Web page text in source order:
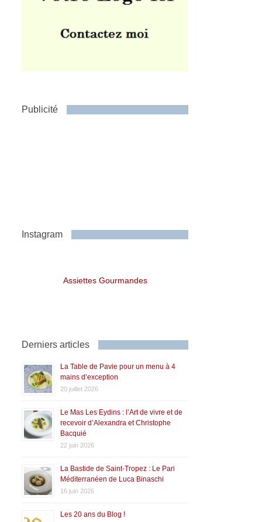
Publicité
Instagram
Assiettes Gourmandes
Derniers articles
La Table de Pavie pour un menu à 4
mains d’exception
20 juillet 2026
Le Mas Les Eydins : l’Art de vivre et de
recevoir d’Alexandra et Christophe
Bacquié
22 juin 2026
La Bastide de Saint-Tropez : Le Pari
Méditerranéen de Luca Binaschi
16 juin 2026
Les 20 ans du Blog !